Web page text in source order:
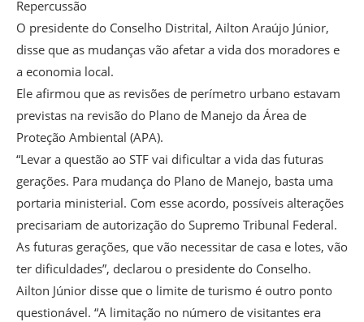
Repercussão
O presidente do Conselho Distrital, Ailton Araújo Júnior,
disse que as mudanças vão afetar a vida dos moradores e
a economia local.
Ele afirmou que as revisões de perímetro urbano estavam
previstas na revisão do Plano de Manejo da Área de
Proteção Ambiental (APA).
“Levar a questão ao STF vai dificultar a vida das futuras
gerações. Para mudança do Plano de Manejo, basta uma
portaria ministerial. Com esse acordo, possíveis alterações
precisariam de autorização do Supremo Tribunal Federal.
As futuras gerações, que vão necessitar de casa e lotes, vão
ter dificuldades”, declarou o presidente do Conselho.
Ailton Júnior disse que o limite de turismo é outro ponto
questionável. “A limitação no número de visitantes era